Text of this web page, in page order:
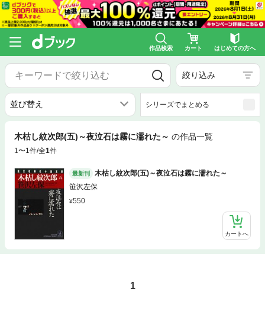
作品検索 カート はじめての方へ
絞り込み
シリーズでまとめる
木枯し紋次郎(五)～夜泣石は霧に濡れた～ の作品一覧
1〜1件/全1件
最新刊
木枯し紋次郎(五)～夜泣石は霧に濡れた～
笹沢左保
550
カートへ
1